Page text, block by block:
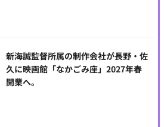
新海誠監督所属の制作会社が長野・佐
久に映画館「なかごみ座」2027年春
開業へ。